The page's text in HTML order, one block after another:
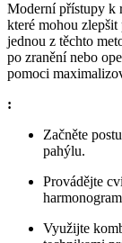
Moderní přístupy k
které mohou
jednou z těchto
po zranění nebo
pomoci
:
Začněte
pahýlu.
Provádějte
Využijte